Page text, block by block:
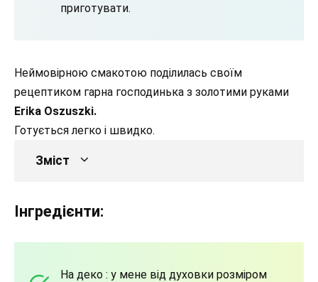
приготувати.
Неймовірною смакотою поділилась своїм
рецептиком гарна господинька з золотими руками
Erika Oszuszki.
Готується легко і швидко.
Зміст
Інгредієнти:
На деко : у мене від духовки розміром